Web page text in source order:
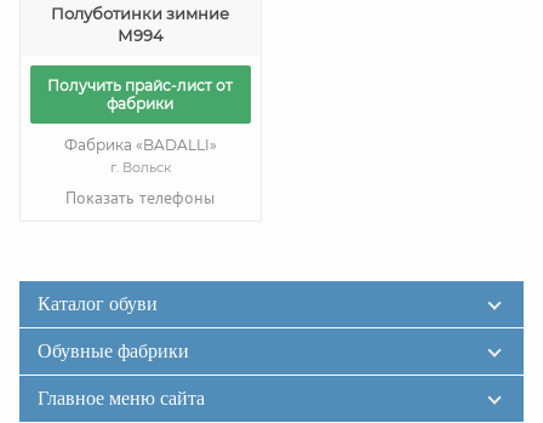
Полуботинки зимние
М994
Получить прайс-лист от
фабрики
Фабрика «BADALLI»
г. Вольск
Показать телефоны
Каталог обуви
Обувные фабрики
Главное меню сайта